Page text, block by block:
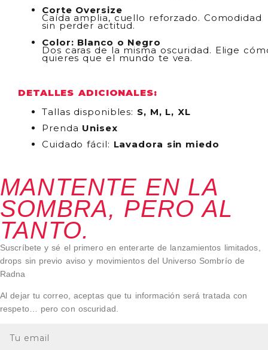
Corte Oversize
Caída amplia, cuello reforzado. Comodidad
sin perder actitud.
Color: Blanco o Negro
Dos caras de la misma oscuridad. Elige
quieres que el mundo te vea.
DETALLES ADICIONALES:
Tallas disponibles: S, M, L, XL
Prenda Unisex
Cuidado fácil: Lavadora sin miedo
MANTENTE EN LA
SOMBRA, PERO AL
TANTO.
Suscríbete y sé el primero en enterarte de lanzamientos limitados,
drops sin previo aviso y movimientos del Universo Sombrío de
Radna
Al dejar tu correo, aceptas que tu información será tratada con
respeto… pero con oscuridad.